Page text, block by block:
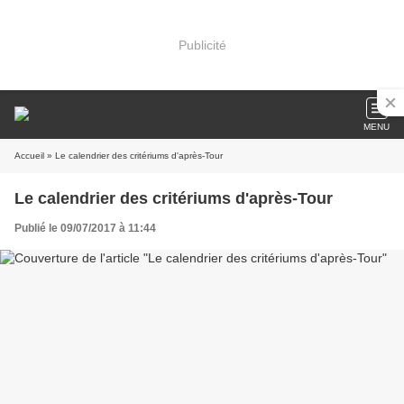
Publicité
MENU
Accueil » Le calendrier des critériums d'après-Tour
Le calendrier des critériums d'après-Tour
Publié le 09/07/2017 à 11:44